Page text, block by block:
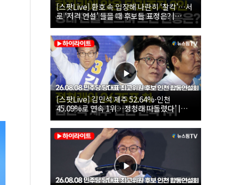
[스팟Live] 환호 속 입장해 나란히 ‘찰칵’…서
로 ‘저격 연설’ 들을 때 후보들 표정은? |
26.08.08 더불어민주당 당대표·최고위원 후
보 인천 합동연설회
[스팟Live] 김민석 제주 52.64%·인천
45.09%로 연속 1위…정청래 따돌렸다’ |
26.08.08 더불어민주당 당대표·최고위원 후
보 인천 합동연설회